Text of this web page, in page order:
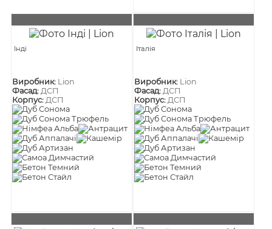
Інді
Виробник: Lion
Фасад:ДСП
Корпус:ДСП
Італія
Виробник: Lion
Фасад: ДСП
Корпус: ДСП